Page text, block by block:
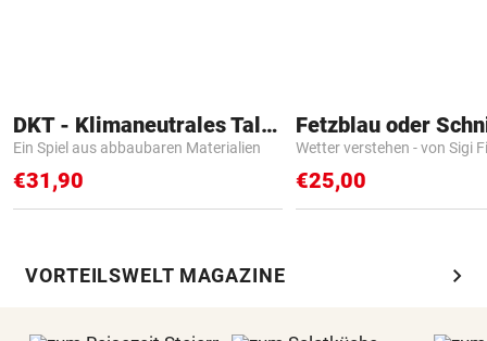
DKT - Klimaneutrales Talent
Ein Spiel aus abbaubaren Materialien
€31,90
Fetzblau oder
Wetter verstehen - von Sigi
€25,00
VORTEILSWELT MAGAZINE chevron_right